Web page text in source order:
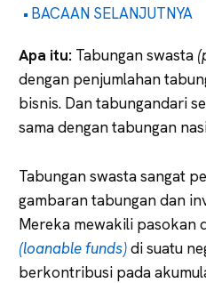
BACAAN SELANJUTNYA
Apa itu: Tabungan swasta
dengan penjumlahan
bisnis. Dan tabungandari
sama dengan tabungan
Tabungan swasta sangat
gambaran tabungan dan
Mereka mewakili pasokan
(loanable funds)di suatu
berkontribusi pada